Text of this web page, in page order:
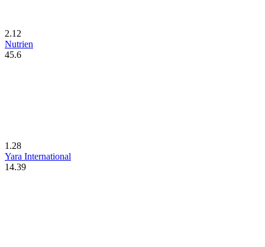
2.12
Nutrien
45.6
1.28
Yara International
14.39